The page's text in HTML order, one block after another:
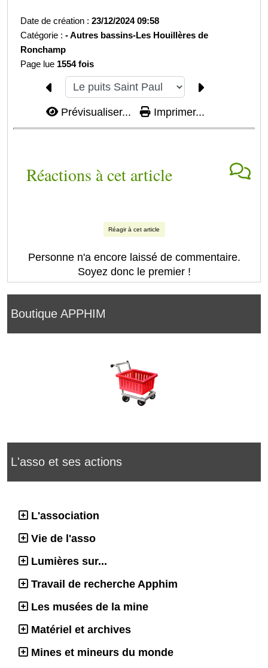
Boutique APPHIM
L'asso et ses actions
L'association
Vie de l'asso
Lumières sur...
Travail de recherche Apphim
Les musées de la mine
Matériel et archives
Mines et mineurs du monde
Date de création :23/12/2024 09:58
Catégorie :-Autres bassins-Les Houillères de
Ronchamp
Page lue 1554 fois
Prévisualiser... Imprimer...
Réactions à cet article
Réagir à cet article
Personne n'a encore laissé de commentaire.
Soyez donc le premier !